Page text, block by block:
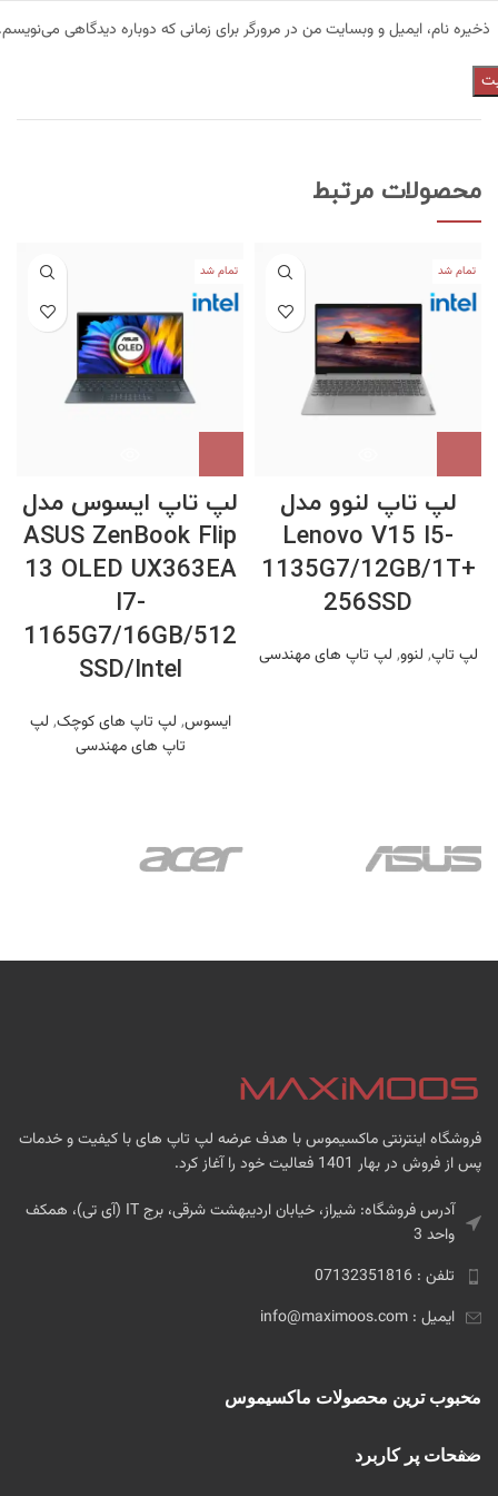
ذخیره نام، ایمیل و وبسایت من در مرورگر برای زمانی که دوباره دیدگاهی
محصولات مرتبط
تمام شد
لپ تاپ لنوو مدل
Lenovo V15 I5-
1135G7/12GB/1T+
256SSD
لپ تاپ, لنوو, لپ تاپ های مهندسی
تمام شد
لپ تاپ ایسوس مدل
ASUS ZenBook Flip
13 OLED UX363EA
I7-
1165G7/16GB/512
SSD/Intel
ایسوس, لپ تاپ های کوچک, لپ
تاپ های مهندسی
فروشگاه اینترنتی ماکسیموس با هدف عرضه لپ تاپ های با کیفیت و خدمات
پس از فروش در بهار 1401 فعالیت خود را آغاز کرد.
آدرس فروشگاه: شیراز، خیابان اردیبهشت شرقی، برج IT (آی تی)، همکف
واحد 3
تلفن : 07132351816
ایمیل : info@maximoos.com
محبوب ترین محصولات ماکسیموس
صفحات پر کاربرد